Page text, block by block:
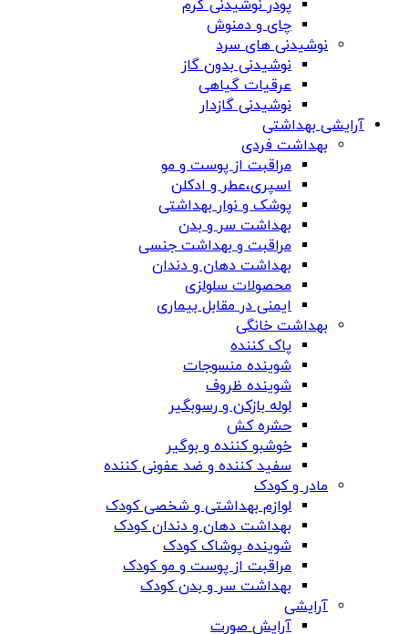
پودر نوشیدنی گرم
چای و دمنوش
نوشیدنی های سرد
نوشیدنی بدون گاز
عرقیات گیاهی
نوشیدنی گازدار
آرایشی بهداشتی
بهداشت فردی
مراقبت از پوست و مو
اسپری،عطر و ادکلن
پوشک و نوار بهداشتی
بهداشت سر و بدن
مراقبت و بهداشت جنسی
بهداشت دهان و دندان
محصولات سلولزی
ایمنی در مقابل بیماری
بهداشت خانگی
پاک کننده
شوینده منسوجات
شوینده ظروف
لوله بازکن و رسوبگیر
حشره کش
خوشبو کننده و بوگیر
سفید کننده و ضد عفونی کننده
مادر و کودک
لوازم بهداشتی و شخصی کودک
بهداشت دهان و دندان کودک
شوینده پوشاک کودک
مراقبت از پوست و مو کودک
بهداشت سر و بدن کودک
آرایشی
آرایش صورت